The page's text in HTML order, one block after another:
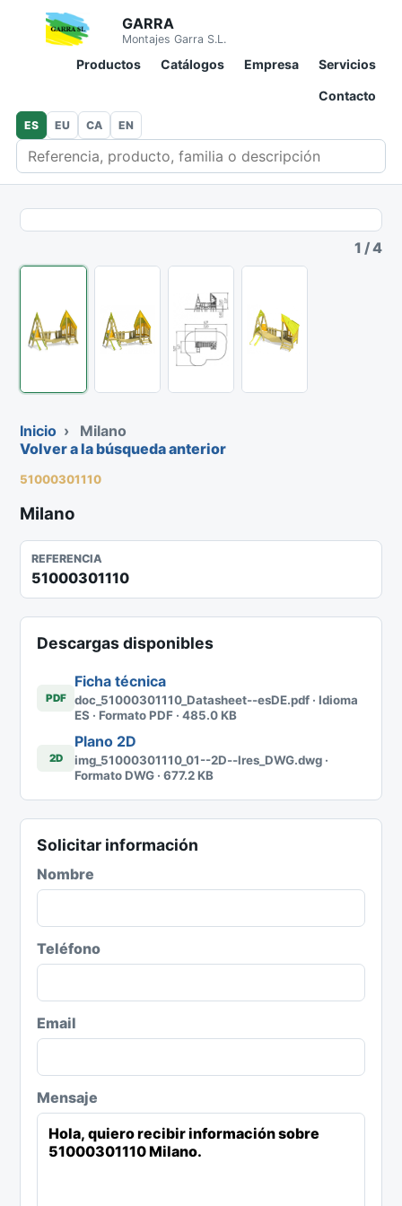
GARRA
Montajes Garra S.L.
Productos Catálogos Empresa Servicios
Contacto
Buscar en catálogo
ES EU CA EN
1 /4
Inicio ›
Milano
Volver a la búsqueda anterior
51000301110
Milano
REFERENCIA
51000301110
Descargas disponibles
PDF
Ficha técnica
doc_51000301110_Datasheet--esDE.pdf · Idioma
ES · Formato PDF · 485.0 KB
2D
Plano 2D
img_51000301110_01--2D--lres_DWG.dwg ·
Formato DWG · 677.2 KB
Solicitar información
Nombre
Teléfono
Email
Mensaje